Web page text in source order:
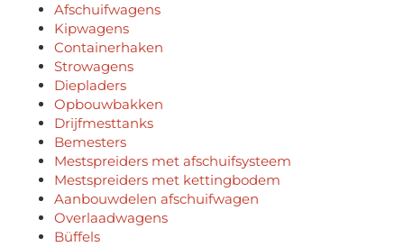
Afschuifwagens
Kipwagens
Containerhaken
Strowagens
Diepladers
Opbouwbakken
Drijfmesttanks
Bemesters
Mestspreiders met afschuifsysteem
Mestspreiders met kettingbodem
Aanbouwdelen afschuifwagen
Overlaadwagens
Büffels